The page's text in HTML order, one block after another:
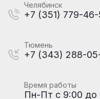
Челябинск
+7 (351) 779-
Тюмень
+7 (343) 288-
Время работы
Пн-Пт с 9:00 до